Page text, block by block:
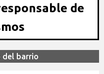
de
del barrio